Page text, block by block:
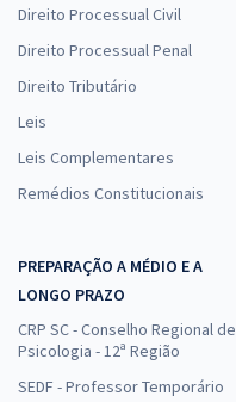
Direito Processual Civil
Direito Processual Penal
Direito Tributário
Leis
Leis Complementares
Remédios Constitucionais
PREPARAÇÃO A MÉDIO E A
LONGO PRAZO
CRP SC - Conselho Regional de
Psicologia - 12ª Região
SEDF - Professor Temporário